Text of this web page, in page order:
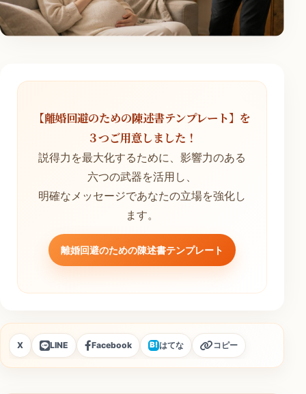
【離婚回避のための陳述書テンプレート】を
３つご用意しました！
説得力を最大化するために、影響力のある
六つの武器を活用し、
明確なメッセージであなたの立場を強化し
ます。
離婚回避のための陳述書テンプレート
X LINE Facebook B!はてな コピー